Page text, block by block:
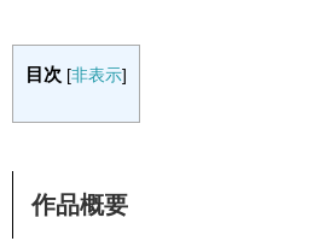
目次 [非表示]
作品概要